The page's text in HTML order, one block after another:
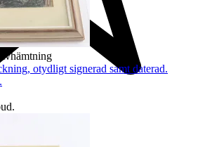
Avhämtning
otydligt signerad samt daterad.
.